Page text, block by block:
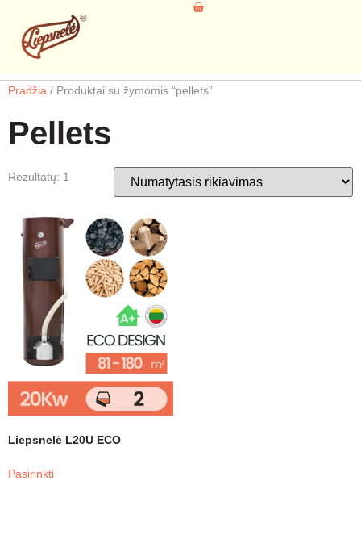
Pradžia / Produktai su žymomis “pellets”
Pellets
Rezultatų: 1
Liepsnelė L20U ECO
Pasirinkti